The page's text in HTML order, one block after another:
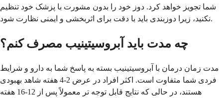
شما تجویز خواهد کرد. دوز خود را بدون مشورت با پزشک خود تنظیم
نکنید، زیرا دوزبندی باید با دقت برای اثربخشی و ایمنی نظارت شود.
چه مدت باید آبروسیتینیب مصرف کنم؟
مدت زمان درمان با آبروسیتینیب بسته به پاسخ شما به دارو و شرایط
فردی شما متفاوت است. اکثر افراد در عرض 2-4 هفته شاهد بهبودی
هستند، در حالی که نتایج قابل توجه تر معمولاً پس از 12-16 هفته